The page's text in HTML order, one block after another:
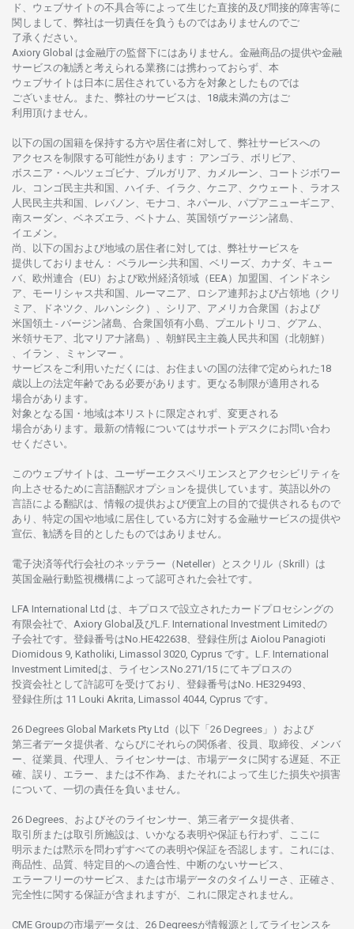
ド、 ウェブサイトの不具合等に よって生じた 直接的及び間接的障害等に
関し まして、 弊社は一切責任を負うものではありませんのでご
了承ください。
Axiory Global は金融庁の監督下にはありません。 金融商品の提供や金融
サービスの勧誘と 考えられる業務には携わっておらず、 本
ウェブサイトは 日本に 居住さ れている方を対象としたものでは
ございません。
また、 弊社のサービスは、18歳未満の方は ご
利用頂けません 。
以下の国の国籍を保持する方や居住者に対して、 弊社サービスへの
アクセスを制限する可能性があります ： アンゴラ、ボリビア、
ボスニア ・ ヘルツェゴビナ、ブルガリア、カメルーン、コートジボワー
ル、
コンゴ民主共和国、ハイチ、イラク、ケニア、クウェート、 ラオス
人民民主共和国、レバノン、モナコ、ネパール、パプアニューギニア、
南スーダン、ベネズエラ、ベトナム、 英国領ヴァージン諸島、
イエメン。
尚、 以下の国および地域の居住者に対しては、 弊社サービスを
提供しておりません ： ベラルーシ共和国、ベリーズ、カナダ、キュー
バ、 欧州連合 （EU） および欧州経済領域 （EEA）加盟国、インドネシ
ア、 モーリシャス共和国、ルーマニア、 ロシア連邦および占領地 （クリ
ミア、ドネツク、ルハンシク）、シリア、 アメリカ合衆国 （および
米国領土 - バージン諸島、合衆国領有小島、プエルトリコ、グアム、
米領サモア、 北マリアナ諸島）、 朝鮮民主主義人民共和国 （北朝鮮）
、イラン 、ミャンマー 。
サービスを ご利用いただくには、お住まいの国の法律で定められた 18
歳以上の法定年齢である必要があります。 更なる制限が適用さ れる
場合があります。
対象となる国 ・ 地域は本 リストに限定さ れず、 変更さ れる
場合があります。 最新の情報についてはサポートデスクに お問い合わ
せくださ い。
このウェブサイトは、 ユーザーエクスペリエンスと アクセシビリティを
向上さ せるために言語翻訳オプションを提供しています。 英語以外の
言語に よる翻訳は、 情報の提供および便宜上の目的で提供さ れるもので
あり、 特定の国や地域に 居住している方に対する金融サービスの提供や
宣伝、 勧誘を 目的としたものではありません。
電子決済等代行会社のネッテラー （Neteller）と スクリル （Skrill）は
英国金融行動監視機構に よって認可さ れた会社です。
LFA International Ltd は、 キプロスで設立さ れた カードプロセシングの
有限会社で、Axiory Global及びL.F. International Investment Limitedの
子会社です。 登録番号はNo.HE422638、 登録住所は Aiolou Panagioti
Diomidous 9, Katholiki, Limassol 3020, Cyprus です。L.F. International
Investment Limitedは、 ライセンスNo.271/15 にてキプロスの
投資会社として許認可を受けており、 登録番号はNo. HE329493、
登録住所は 11 Louki Akrita, Limassol 4044, Cyprus です。
26 Degrees Global Markets Pty Ltd（以下「26 Degrees」） および
第三者データ提供者、ならびにそれらの関係者、役員、取締役、メンバ
ー、従業員、代理人、ライセンサーは、 市場データに関する遅延、不正
確、誤り、エラー、
または不作為、 またそれに よって生じた損失や損害
について、 一切の責任を負いません。
26 Degrees、 およびそのライセンサー、 第三者データ提供者、
取引所または取引所施設は、いかなる表明や保証も行わず、
ここに
明示または黙示を問わずすべての表明や保証を否認し ます。
これには、
商品性、品質、 特定目的への適合性、 中断のないサービス、
エラーフリーのサービス、 または市場データのタイムリーさ、正確さ、
完全性に関する保証が含まれますが、これに限定さ れません。
CME Groupの市場データは、26 Degreesが情報源としてライセンスを